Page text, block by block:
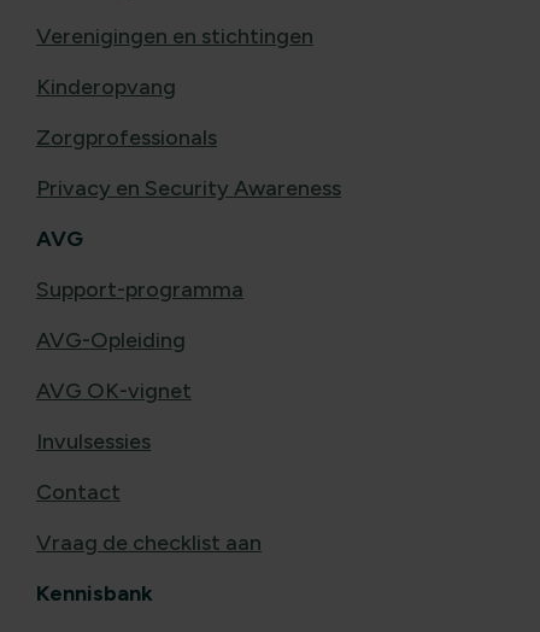
Verenigingen en stichtingen
Kinderopvang
Zorgprofessionals
Privacy en Security Awareness
AVG
Support-programma
AVG-Opleiding
AVG OK-vignet
Invulsessies
Contact
Vraag de checklist aan
Kennisbank